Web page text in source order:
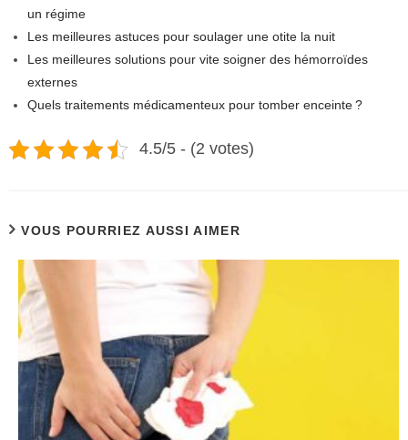
un régime
Les meilleures astuces pour soulager une otite la nuit
Les meilleures solutions pour vite soigner des hémorroïdes
externes
Quels traitements médicamenteux pour tomber enceinte ?
4.5/5 - (2 votes)
VOUS POURRIEZ AUSSI AIMER